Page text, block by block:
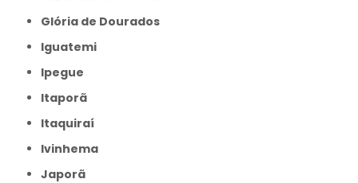
Glória de Dourados
Iguatemi
Ipegue
Itaporã
Itaquiraí
Ivinhema
Japorã